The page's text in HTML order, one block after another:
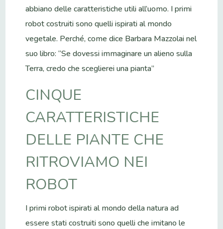
abbiano delle caratteristiche utili all’uomo. I primi
robot costruiti sono quelli ispirati al mondo
vegetale. Perché, come dice Barbara Mazzolai nel
suo libro: “Se dovessi immaginare un alieno sulla
Terra, credo che sceglierei una pianta”
CINQUE
CARATTERISTICHE
DELLE PIANTE CHE
RITROVIAMO NEI
ROBOT
I primi robot ispirati al mondo della natura ad
essere stati costruiti sono quelli che imitano le